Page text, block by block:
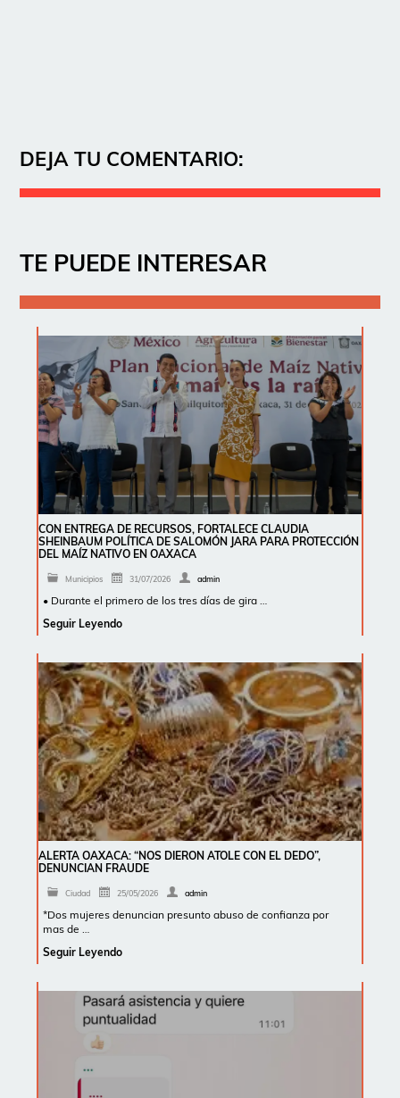
DEJA TU COMENTARIO:
TE PUEDE INTERESAR
CON ENTREGA DE RECURSOS, FORTALECE CLAUDIA
SHEINBAUM POLÍTICA DE SALOMÓN JARA PARA PROTECCIÓN
DEL MAÍZ NATIVO EN OAXACA
Municipios 31/07/2026 admin
• Durante el primero de los tres días de gira …
Seguir Leyendo
ALERTA OAXACA: “NOS DIERON ATOLE CON EL DEDO”,
DENUNCIAN FRAUDE
Ciudad 25/05/2026 admin
*Dos mujeres denuncian presunto abuso de confianza por
mas de …
Seguir Leyendo